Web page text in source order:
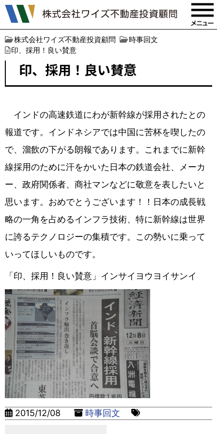
株式会社ワイズ不動産投資顧問
時事回文
印、採用！良い賛意
印、採用！良い賛意
インドの高速鉄道にわが新幹線が採用されたとの
報道です。インドネシアでは中国に苦杯を喫したの
で、溜飲の下がる朗報であります。これまでに新幹
線採用のために汗をかいた日本の鉄道会社、メーカ
ー、政府関係者、商社マンなどに敬意を表したいと
思います。おめでとうございます！！日本の成長戦
略の一角を占めるインフラ技術、特に新幹線は世界
に誇るテクノロジーの集積です。この勢いに乗って
いってほしいものです。
「印、採用！良い賛意」インサイヨウヨイサンイ
2015/12/08 時事回文